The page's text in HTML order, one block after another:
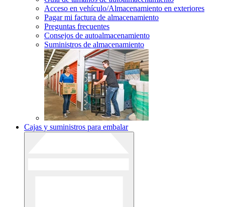
Acceso en vehículo/Almacenamiento en exteriores
Pagar mi factura de almacenamiento
Preguntas frecuentes
Consejos de autoalmacenamiento
Suministros de almacenamiento
Cajas y suministros para embalar